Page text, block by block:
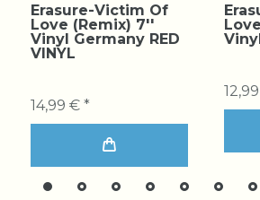
Erasure-Victim Of
Love (Remix) 7''
Vinyl Germany RED
VINYL
14,99 € *